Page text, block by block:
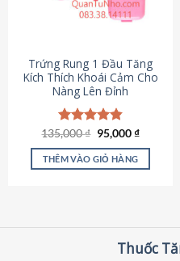
Trứng Rung 1 Đầu Tăng
Kích Thích Khoái Cảm Cho
Nàng Lên Đỉnh
Được xếp
hạng4.87
5 sao
135,000₫ Giá
gốc
là:
135,000 ₫.
95,000₫Giá
tại
THÊM VÀO GIỎ HÀNG
Thuốc